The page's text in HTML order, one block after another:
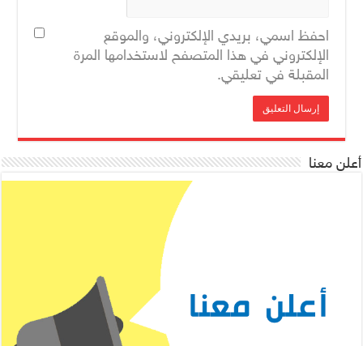
احفظ اسمي، بريدي الإلكتروني، والموقع
الإلكتروني في هذا المتصفح لاستخدامها المرة
المقبلة في تعليقي.
أعلن معنا